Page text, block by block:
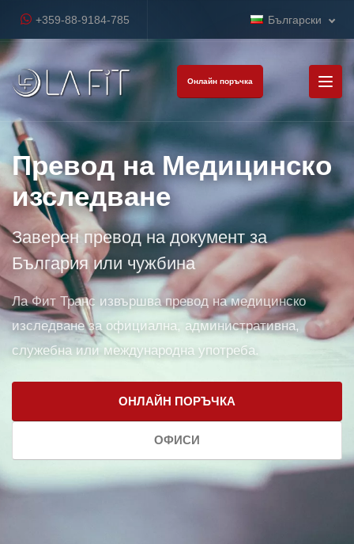
+359-88-9184-785 Български
Онлайн поръчка
Превод на Медицинско
изследване
Заверен превод на документ за
България или чужбина
Ла Фит Транс извършва превод на медицинско
изследване за официална, административна,
служебна или международна употреба.
ОНЛАЙН ПОРЪЧКА
ОФИСИ